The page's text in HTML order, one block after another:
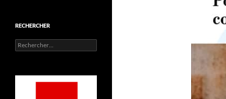
RECHERCHER
Rechercher :